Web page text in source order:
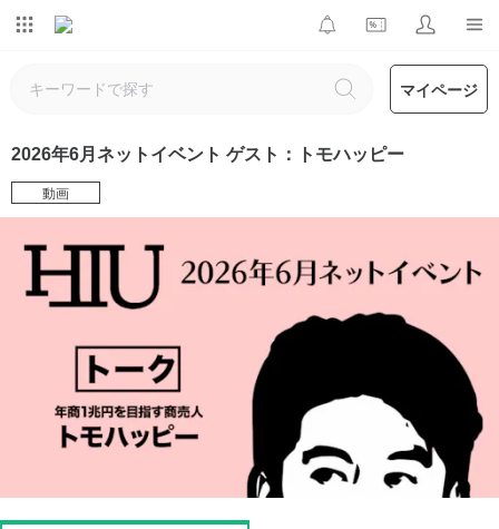
マイページ
2026年6月ネットイベント ゲスト：トモハッピー
動画